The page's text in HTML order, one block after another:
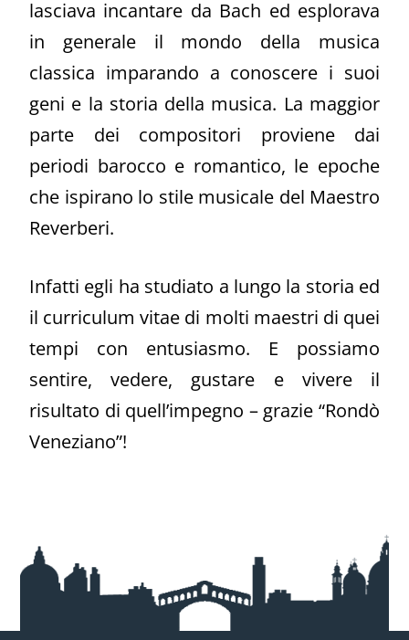
lasciava incantare da Bach ed esplorava
in generale il mondo della musica
classica imparando a conoscere i suoi
geni e la storia della musica. La maggior
parte dei compositori proviene dai
periodi barocco e romantico, le epoche
che ispirano lo stile musicale del Maestro
Reverberi.
Infatti egli ha studiato a lungo la storia ed
il curriculum vitae di molti maestri di quei
tempi con entusiasmo. E possiamo
sentire, vedere, gustare e vivere il
risultato di quell’impegno – grazie “Rondò
Veneziano”!